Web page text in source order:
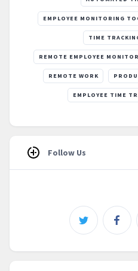
EMPLOYEE MONITORING
TIME
REMOTE EMPLOYEE
REMOTE WORK
EMPLOYEE TIME
Follow Us